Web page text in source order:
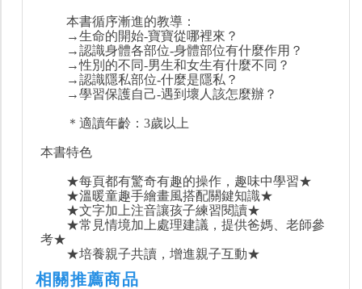
本書循序漸進的教導：
→生命的開始-寶寶從哪裡來？
→認識身體各部位-身體部位有什麼作用？
→性別的不同-男生和女生有什麼不同？
→認識隱私部位-什麼是隱私？
→學習保護自己-遇到壞人該怎麼辦？
＊適讀年齡：3歲以上
本書特色
★每頁都有驚奇有趣的操作，趣味中學習★
★溫暖童趣手繪畫風搭配關鍵知識★
★文字加上注音讓孩子練習閱讀★
★常見情境加上處理建議，提供爸媽、老師參
考★
★培養親子共讀，增進親子互動★
相關推薦商品